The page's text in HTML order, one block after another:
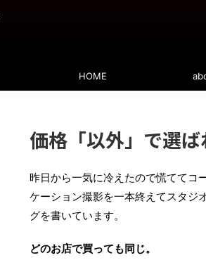
HOME
価格「以外」で選
昨日から一気に冷えたので慌ててコ
ケーション撮影を一本終えてスタジ
グを書いています。
どのお店で買っても同じ。